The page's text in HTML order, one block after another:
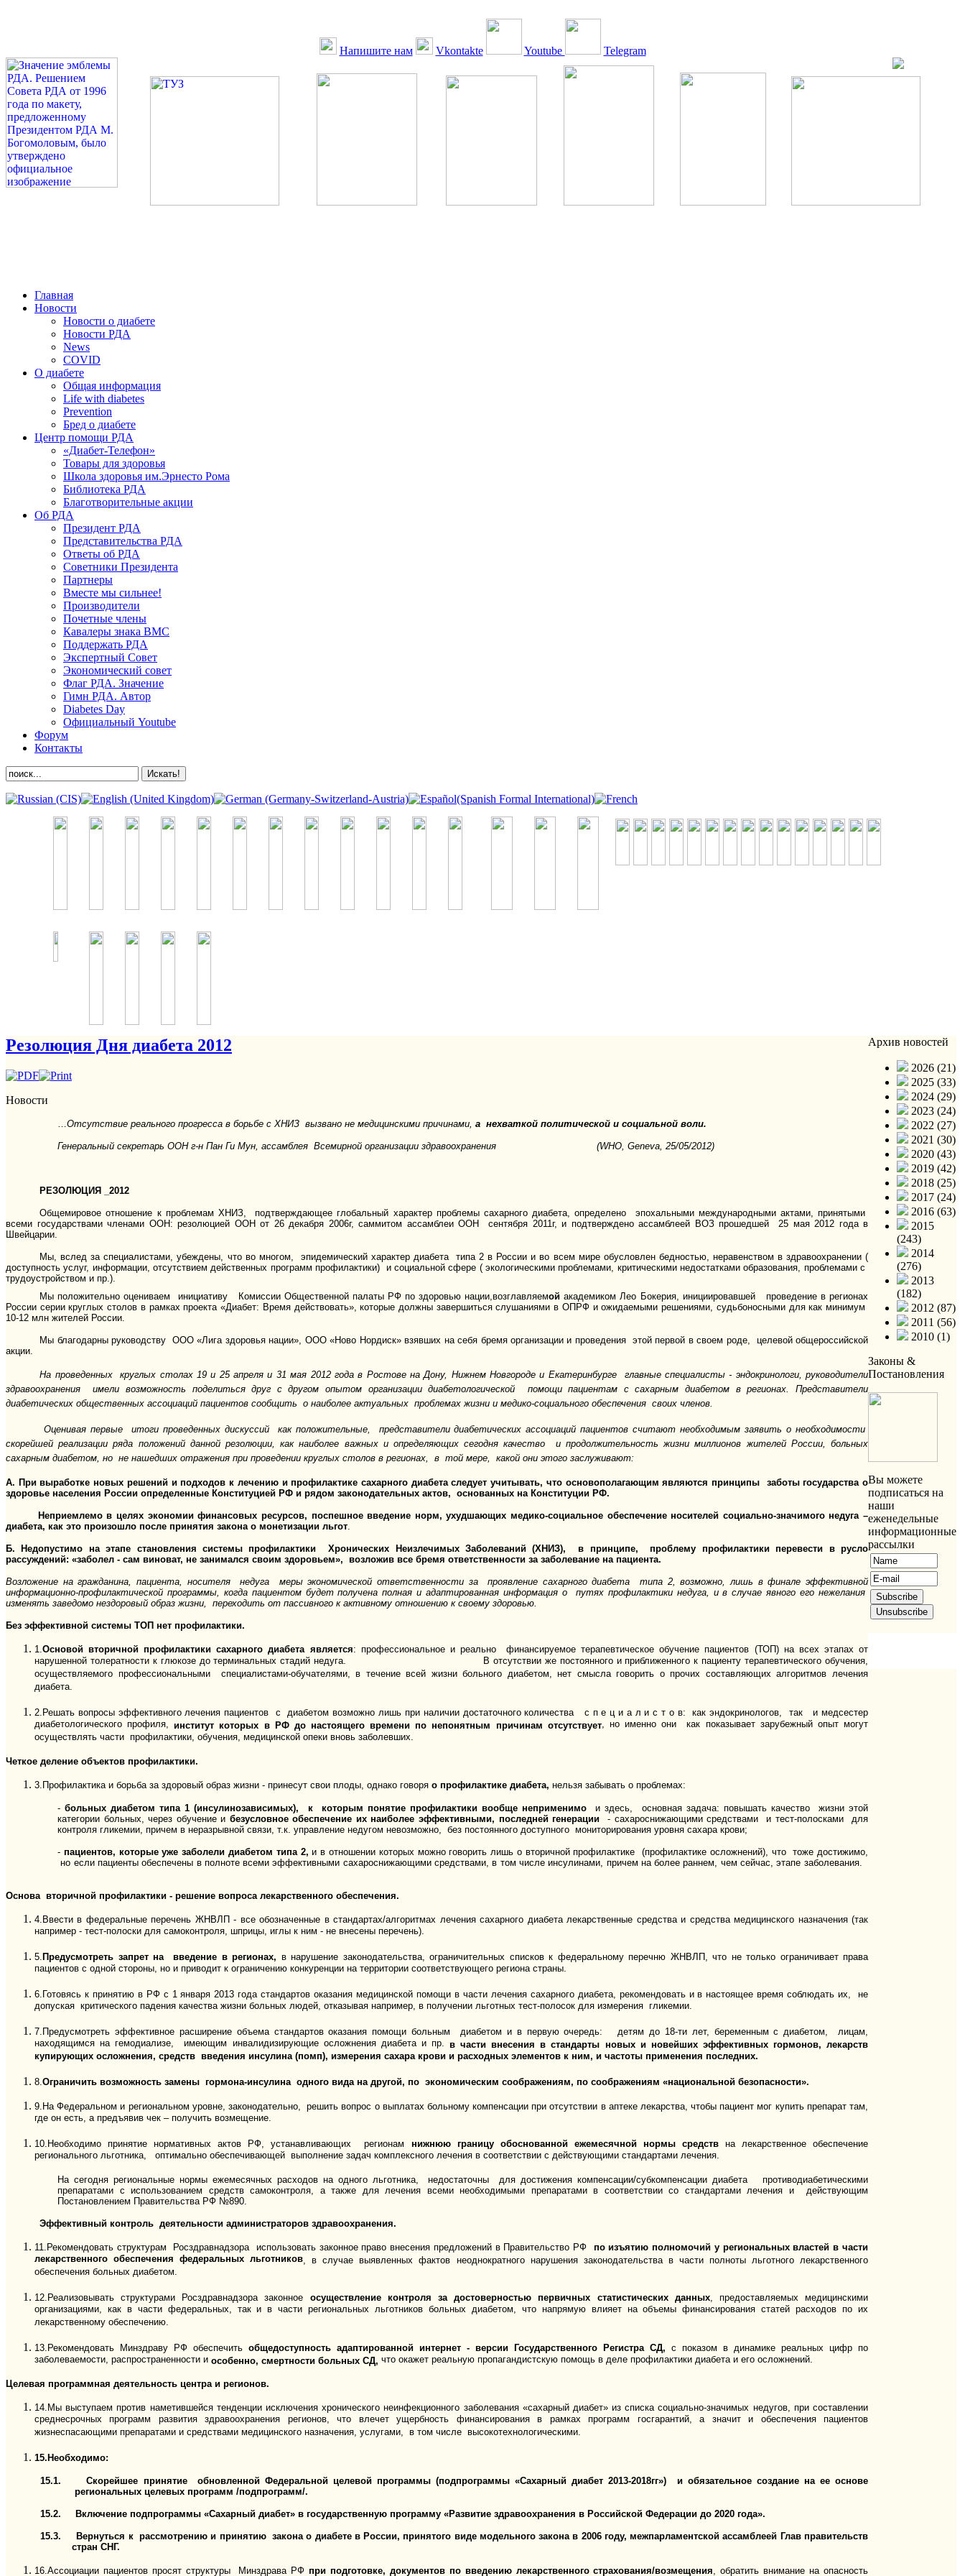
Напишите нам Vkontakte Youtube Telegram
Главная
Новости
Новости о диабете
Новости РДА
News
COVID
О диабете
Общая информация
Life with diabetes
Prevention
Бред о диабете
Центр помощи РДА
«Диабет-Телефон»
Товары для здоровья
Школа здоровья им.Эрнесто Рома
Библиотека РДА
Благотворительные акции
Об РДА
Президент РДА
Представительства РДА
Ответы об РДА
Советники Президента
Партнеры
Вместе мы сильнее!
Производители
Почетные члены
Кавалеры знака ВМС
Поддержать РДА
Экспертный Совет
Экономический совет
Флаг РДА. Значение
Гимн РДА. Автор
Diabetes Day
Официальный Youtube
Форум
Контакты
Резолюция Дня диабета 2012
Новости
Отсутствие реального прогресса в борьбе с ХНИЗ вызвано не медицинскими причинами, а нехваткой политической и социальной воли.
Генеральный секретарь ООН г-н Пан Ги Мун, ассамблея Всемирной организации здравоохранения (WHO Geneva , 25/05/2012)
РЕЗОЛЮЦИЯ _2012
Общемировое отношение к проблемам ХНИЗ, подтверждающее глобальный характер проблемы сахарного диабета, определено эпохальными международными актами, принятыми
всеми государствами членами ООН: резолюцией ООН от 26 декабря 2006г, саммитом ассамблеи ООН сентября 2011г, и подтверждено ассамблеей ВОЗ прошедшей 25 мая 2012 года в
Швейцарии.
Мы, вслед за специалистами, убеждены, что во многом, эпидемический характер диабета типа 2 в России и во всем мире обусловлен бедностью, неравенством в здравоохранении (
доступность услуг, информации, отсутствием действенных программ профилактики) и социальной сфере ( экологическими проблемами, критическими недостатками образования, проблемами с
трудоустройством и пр.).
Мы положительно оцениваем инициативу Комиссии Общественной палаты РФ по здоровью нации,возглавляемой академиком Лео Бокерия, инициировавшей проведение в регионах
России серии круглых столов в рамках проекта «Диабет: Время действовать», которые должны завершиться слушаниями в ОПРФ и ожидаемыми решениями, судьбоносными для как минимум
10-12 млн жителей России.
Мы благодарны руководству ООО «Лига здоровья нации», ООО «Ново Нордиск» взявших на себя бремя организации и проведения этой первой в своем роде, целевой общероссийской
акции.
На проведенных круглых столах 19 и 25 апреля и 31 мая 2012 года в Ростове на Дону, Нижнем Новгороде и Екатеринбурге главные специалисты - эндокринологи, руководители
здравоохранения имели возможность поделиться друг с другом опытом организации диабетологической помощи пациентам с сахарным диабетом в регионах. Представители
диабетических общественных ассоциаций пациентов сообщить о наиболее актуальных проблемах жизни и медико-социального обеспечения своих членов.
Оценивая первые итоги проведенных дискуссий как положительные, представители диабетических ассоциаций пациентов считают необходимым заявить о необходимости
скорейшей реализации ряда положений данной резолюции, как наиболее важных и определяющих сегодня качество и продолжительность жизни миллионов жителей России, больных
сахарным диабетом, но не нашедших отражения при проведении круглых столов в регионах, в той мере, какой они этого заслуживают:
А. При выработке новых решений и подходов к лечению и профилактике сахарного диабета следует учитывать, что основополагающим являются принципы заботы государства о
здоровье населения России определенные Конституцией РФ и рядом законодательных актов, основанных на Конституции РФ.
Неприемлемо в целях экономии финансовых ресурсов, поспешное введение норм, ухудшающих медико-социальное обеспечение носителей социально-значимого недуга –
диабета, как это произошло после принятия закона о монетизации льгот
Б. Недопустимо на этапе становления системы профилактики Хронических Неизлечимых Заболеваний (ХНИЗ), в принципе, проблему профилактики перевести в русло
рассуждений: «заболел - сам виноват, не занимался своим здоровьем», возложив все бремя ответственности за заболевание на пациента.
Возложение на гражданина, пациента, носителя недуга меры экономической ответственности за проявление сахарного диабета типа 2, возможно, лишь в финале эффективной
информационно-профилактической программы, когда пациентом будет получена полная и адаптированная информация о путях профилактики недуга, и в случае явного его нежелания
изменять заведомо нездоровый образ жизни, переходить от пассивного к активному отношению к своему здоровью.
Без эффективной системы ТОП нет профилактики.
1. Основой вторичной профилактики сахарного диабета является: профессиональное и реально финансируемое терапевтическое обучение пациентов (ТОП) на всех этапах от
нарушенной толератности к глюкозе до терминальных стадий недуга. В отсутствии же постоянного и приближенного к пациенту терапевтического обучения,
осуществляемого профессиональными специалистами-обучателями, в течение всей жизни больного диабетом, нет смысла говорить о прочих составляющих алгоритмов лечения
диабета.
2. Решать вопросы эффективного лечения пациентов с диабетом возможно лишь при наличии достаточного количества с п е ц и а л и с т о в: как эндокринологов, так и медсестер
диабетологического профиля,институт которых в РФ до настоящего времени по непонятным причинам отсутствует, но именно они как показывает зарубежный опыт могут
осуществлять части профилактики, обучения, медицинской опеки вновь заболевших.
Четкое деление объектов профилактики.
3. Профилактика и борьба за здоровый образ жизни - принесут свои плоды, однако говоря о профилактике диабета, нельзя забывать о проблемах:
-больных диабетом типа 1 (инсулинозависимых), к которым понятие профилактики вообще неприменимо и здесь, основная задача: повышать качество жизни этой
категории больных, через обучение и безусловное обеспечение их наиболее эффективными, последней генерации - сахароснижающими средствами и тест-полосками для
контроля гликемии, причем в неразрывной связи, т.к. управление недугом невозможно, без постоянного доступного мониторирования уровня сахара крови;
- пациентов, которые уже заболели диабетом типа 2, и в отношении которых можно говорить лишь о вторичной профилактике (профилактике осложнений), что тоже достижимо,
но если пациенты обеспечены в полноте всеми эффективными сахароснижающими средствами, в том числе инсулинами, причем на более раннем, чем сейчас, этапе заболевания.
Основа вторичной профилактики - решение вопроса лекарственного обеспечения.
4. Ввести в федеральные перечень ЖНВЛП - все обозначенные в стандартах/алгоритмах лечения сахарного диабета лекарственные средства и средства медицинского назначения (так
например - тест-полоски для самоконтроля, шприцы, иглы к ним - не внесены перечень).
5. Предусмотреть запрет на введение в регионах, в нарушение законодательства, ограничительных списков к федеральному перечню ЖНВЛП, что не только ограничивает права
пациентов с одной стороны, но и приводит к ограничению конкуренции на территории соответствующего региона страны.
6.Готовясь к принятию в РФ с 1 января 2013 года стандартов оказания медицинской помощи в части лечения сахарного диабета, рекомендовать и в настоящее время соблюдать их, не
допуская критического падения качества жизни больных людей, отказывая например, в получении льготных тест-полосок для измерения гликемии.
7.Предусмотреть эффективное расширение объема стандартов оказания помощи больным диабетом и в первую очередь: детям до 18-ти лет, беременным с диабетом, лицам,
находящимся на гемодиализе, имеющим инвалидизирующие осложнения диабета и пр. в части внесения в стандарты новых и новейших эффективных гормонов, лекарств
купирующих осложнения, средств введения инсулина (помп), измерения сахара крови и расходных элементов к ним, и частоты применения последних.
8. Ограничить возможность замены гормона-инсулина одного вида на другой, по экономическим соображениям, по соображениям «национальной безопасности».
9. На Федеральном и региональном уровне, законодательно, решить вопрос о выплатах больному компенсации при отсутствии в аптеке лекарства, чтобы пациент мог купить препарат там,
где он есть, а предъявив чек – получить возмещение.
10.Необходимо принятие нормативных актов РФ, устанавливающих регионам нижнюю границу обоснованной ежемесячной нормы средствна лекарственное обеспечение
регионального льготника, оптимально обеспечивающей выполнение задач комплексного лечения в соответствии с действующими стандартами лечения.
На сегодня региональные нормы ежемесячных расходов на одного льготника, недостаточны для достижения компенсации/субкомпенсации диабета противодиабетическими
препаратами с использованием средств самоконтроля, а также для лечения всеми необходимыми препаратами в соответствии со стандартами лечения и действующим
Постановлением Правительства РФ №890.
Эффективный контроль деятельности администраторов здравоохранения.
11.Рекомендовать структурам Росздравнадзора использовать законное право внесения предложений в Правительство РФ по изъятию полномочий у региональных властей в части
лекарственного обеспечения федеральных льготников , в случае выявленных фактов неоднократного нарушения законодательства в части полноты льготного лекарственного
обеспечения больных диабетом.
12.Реализовывать структурами Росздравнадзора законное осуществление контроля за достоверностью первичных статистических данных, предоставляемых медицинскими
организациями, как в части федеральных, так и в части региональных льготников больных диабетом, что напрямую влияет на объемы финансирования статей расходов по их
лекарственному обеспечению.
13.Рекомендовать Минздраву РФ обеспечить общедоступность адаптированной интернет - версии Государственного Регистра СД, с показом в динамике реальных цифр по
заболеваемости, распространенности и особенно, смертности больных СД, что окажет реальную пропагандистскую помощь в деле профилактики диабета и его осложнений.
Целевая программная деятельность центра и регионов.
14.Мы выступаем против наметившейся тенденции исключения хронического неинфекционного заболевания «сахарный диабет» из списка социально-значимых недугов, при составлении
среднесрочных программ развития здравоохранения регионов, что влечет ущербность финансирования в рамках программ госгарантий, а значит и обеспечения пациентов
жизнеспасающими препаратами и средствами медицинского назначения, услугами, в том числе высокотехнологическими.
15. Необходимо:
15.1. Скорейшее принятие
обновленной Федеральной целевой программы (подпрограммы «Сахарный диабет 2013-2018гг») и обязательное создание на ее основе
региональных целевых программ /подпрограмм/.
15.2. Включение подпрограммы «Сахарный диабет» в государственную программу «Развитие здравоохранения в Российской Федерации до 2020 года».
15.3. Вернуться к рассмотрению и принятию закона о диабете в России, принятого виде модельного закона в 2006 году, межпарламентской ассамблеей Глав правительств
стран СНГ.
16.Ассоциации пациентов просят структуры Минздрава РФпри подготовке, документов по введению лекарственного страхования/возмещения , обратить внимание на опасность
Архив новостей
2026 (21)
2025 (33)
2024 (29)
2023 (24)
2022 (27)
2021 (30)
2020 (43)
2019 (42)
2018 (25)
2017 (24)
2016 (63)
2015
(243)
2014
(276)
2013
(182)
2012 (87)
2011 (56)
2010 (1)
Законы &
Постановления
Вы можете
подписаться на
наши
еженедельные
информационные
рассылки